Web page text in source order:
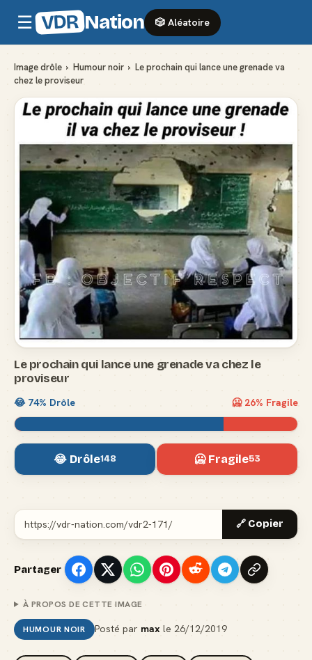
☰ VDR Nation 🎲 Aléatoire
Image drôle › Humour noir › Le prochain qui lance une grenade va
chez le proviseur
Le prochain qui lance une grenade va chez le
proviseur
😂 74% Drôle 🥶 26% Fragile
😂 Drôle148 🥶 Fragile53
🔗 Copier
Partager
À PROPOS DE CETTE IMAGE
HUMOUR NOIR Posté par max le 26/12/2019